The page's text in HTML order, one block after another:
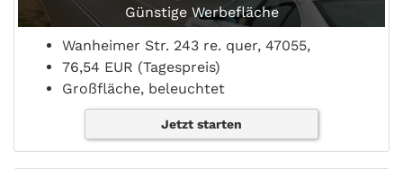
Günstige Werbefläche
Wanheimer Str. 243 re. quer, 47055,
76,54 EUR (Tagespreis)
Großfläche, beleuchtet
Jetzt starten